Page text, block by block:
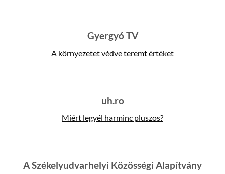
Gyergyó TV
A környezetet védve teremt értéket
uh.ro
Miért legyél harminc pluszos?
A Székelyudvarhelyi Közösségi Alapítvány